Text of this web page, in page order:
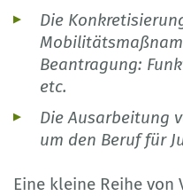
Die
Beantragung:
etc.
Die Ausarbeitung
um den Beruf für
Eine kleine Reihe von